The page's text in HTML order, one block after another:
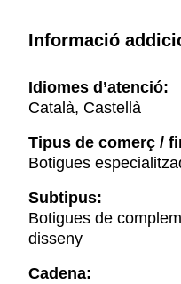
Informació
Idiomes d’atenció:
Català, Castellà
Tipus de comerç /
Botigues
Subtipus:
Botigues de
disseny
Cadena: